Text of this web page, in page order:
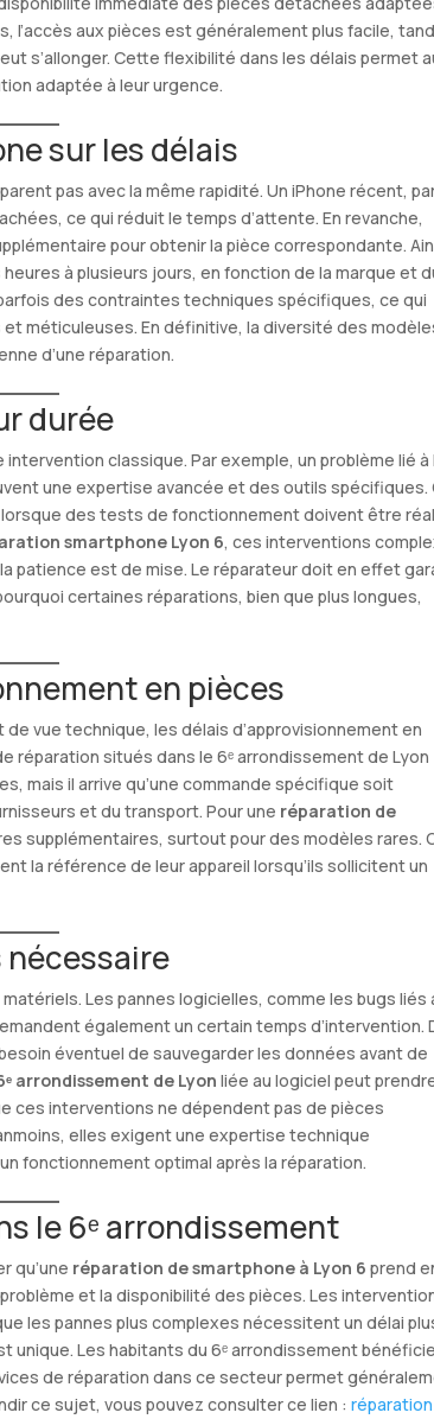
l’accès aux pièces est généralement plus facile,
s’allonger. Cette flexibilité dans les délais permet
adaptée à leur urgence.
sur les délais
pas avec la même rapidité. Un iPhone récent,
ce qui réduit le temps d’attente. En revanche,
pour obtenir la pièce correspondante.
à plusieurs jours, en fonction de la marque et
des contraintes techniques spécifiques, ce qui
méticuleuses. En définitive, la diversité des
d’une réparation.
durée
classique. Par exemple, un problème lié à
une expertise avancée et des outils spécifiques.
des tests de fonctionnement doivent être
smartphone Lyon 6, ces interventions
patience est de mise. Le réparateur doit en effet
certaines réparations, bien que plus longues,
en pièces
vue technique, les délais d’approvisionnement en
situés dans le 6ᵉ arrondissement de Lyon
mais il arrive qu’une commande spécifique soit
et du transport. Pour une réparation de
supplémentaires, surtout pour des modèles rares.
la référence de leur appareil lorsqu’ils sollicitent un
Les pannes logicielles, comme les bugs liés
également un certain temps d’intervention.
éventuel de sauvegarder les données avant de
arrondissement de Lyon liée au logiciel peut
ces interventions ne dépendent pas de pièces
elles exigent une expertise technique
fonctionnement optimal après la réparation.
le 6ᵉ arrondissement
qu’une réparation de smartphone à Lyon 6 prend
et la disponibilité des pièces. Les
les pannes plus complexes nécessitent un délai
Les habitants du 6ᵉ arrondissement
de réparation dans ce secteur permet
ce sujet, vous pouvez consulter ce lien :réparation